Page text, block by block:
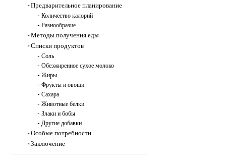
Предварительное планирование
Количество калорий
Разнообразие
Методы получения еды
Списки продуктов
Соль
Обезжиренное сухое молоко
Жиры
Фрукты и овощи
Сахара
Животные белки
Злаки и бобы
Другие добавки
Особые потребности
Заключение